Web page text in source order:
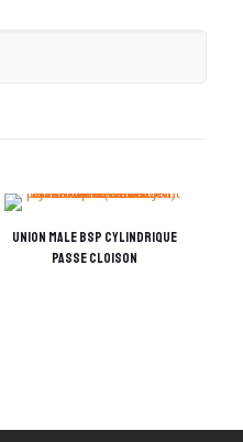
Union male BSP Cylindrique
passe cloison